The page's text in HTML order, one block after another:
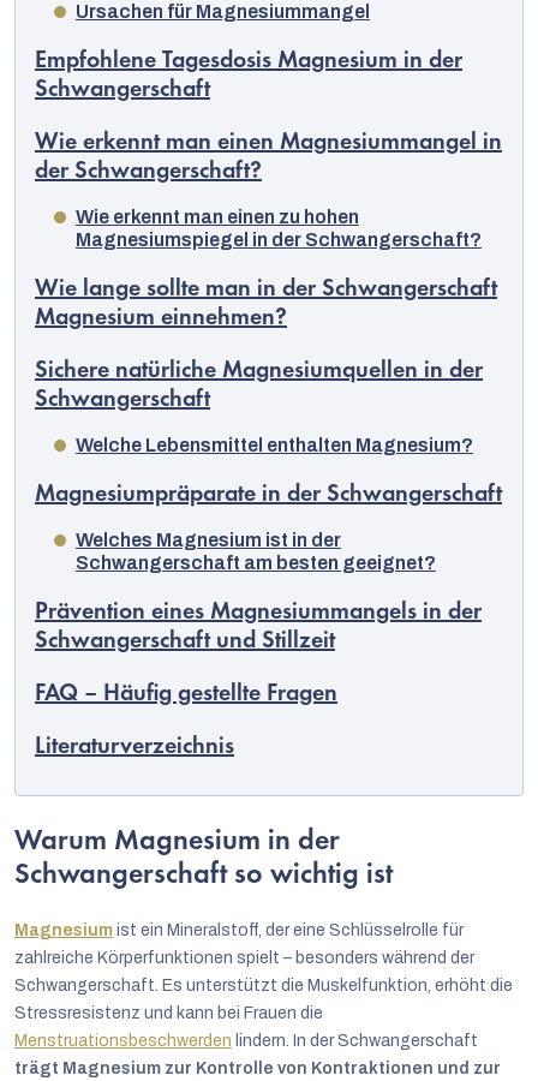
Ursachen für Magnesiummangel
Empfohlene Tagesdosis Magnesium in der
Schwangerschaft
Wie erkennt man einen Magnesiummangel in
der Schwangerschaft?
Wie erkennt man einen zu hohen
Magnesiumspiegel in der Schwangerschaft?
Wie lange sollte man in der Schwangerschaft
Magnesium einnehmen?
Sichere natürliche Magnesiumquellen in der
Schwangerschaft
Welche Lebensmittel enthalten Magnesium?
Magnesiumpräparate in der Schwangerschaft
Welches Magnesium ist in der
Schwangerschaft am besten geeignet?
Prävention eines Magnesiummangels in der
Schwangerschaft und Stillzeit
FAQ – Häufig gestellte Fragen
Literaturverzeichnis
Warum Magnesium in der
Schwangerschaft so wichtig ist
Magnesium ist ein Mineralstoff, der eine Schlüsselrolle für
zahlreiche Körperfunktionen spielt – besonders während der
Schwangerschaft. Es unterstützt die Muskelfunktion, erhöht die
Stressresistenz und kann bei Frauen die
Menstruationsbeschwerden lindern. In der Schwangerschaft
trägt Magnesium zur Kontrolle von Kontraktionen und zur